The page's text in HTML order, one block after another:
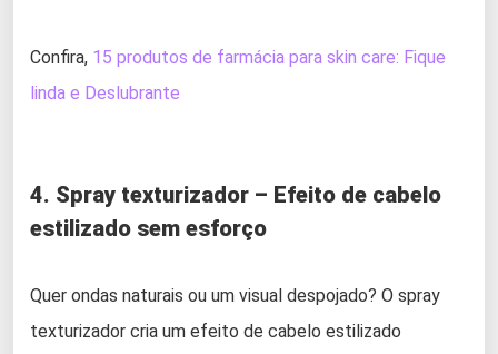
Confira, 15 produtos de farmácia para skin care: Fique
linda e Deslubrante
4. Spray texturizador – Efeito de cabelo
estilizado sem esforço
Quer ondas naturais ou um visual despojado? O spray
texturizador cria um efeito de cabelo estilizado